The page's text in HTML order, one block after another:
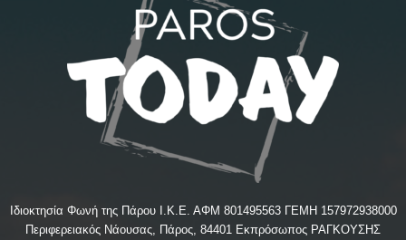
Ιδιοκτησία Φωνή της Πάρου Ι.Κ.Ε. ΑΦΜ 801495563 ΓΕΜΗ 157972938000
Περιφερειακός Νάουσας, Πάρος, 84401 Εκπρόσωπος ΡΑΓΚΟΥΣΗΣ